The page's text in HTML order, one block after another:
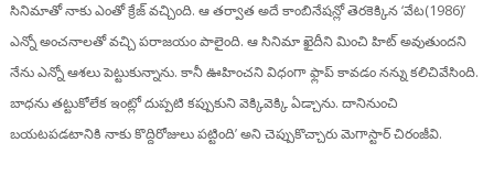
సినిమాతో నాకు ఎంతో క్రేజ్ వచ్చింది. ఆ తర్వాత అదే కాంబినేషన్లో తెరకెక్కిన ‘వేట(1986)’
ఎన్నో అంచనాలతో వచ్చి పరాజయం పాలైంది. ఆ సినిమా ఖైదీని మించి హిట్ అవుతుందని
నేను ఎన్నో ఆశలు పెట్టుకున్నాను. కానీ ఊహించని విధంగా ఫ్లాప్ కావడం నన్ను కలిచివేసింది.
బాధను తట్టుకోలేక ఇంట్లో దుప్పటి కప్పుకుని వెక్కివెక్కి ఏడ్చాను. దానినుంచి
బయటపడటానికి నాకు కొద్దిరోజులు పట్టింది’ అని చెప్పుకొచ్చారు మెగాస్టార్ చిరంజీవి.